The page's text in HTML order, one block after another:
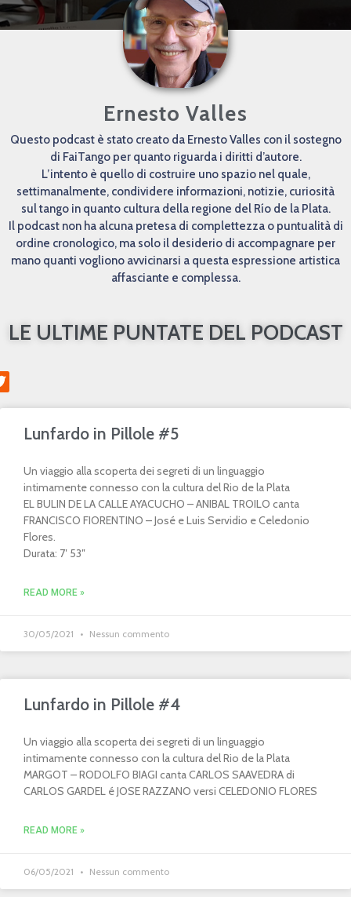
Ernesto Valles
Questo podcast è stato creato da Ernesto Valles con il sostegno
di FaiTango per quanto riguarda i diritti d’autore.
L’intento è quello di costruire uno spazio nel quale,
settimanalmente, condividere informazioni, notizie, curiosità
sul tango in quanto cultura della regione del Río de la Plata.
Il podcast non ha alcuna pretesa di complettezza o puntualità di
ordine cronologico, ma solo il desiderio di accompagnare per
mano quanti vogliono avvicinarsi a questa espressione artistica
affasciante e complessa.
LE ULTIME PUNTATE DEL PODCAST
Lunfardo in Pillole #5
Un viaggio alla scoperta dei segreti di un linguaggio
intimamente connesso con la cultura del Rio de la Plata
EL BULIN DE LA CALLE AYACUCHO – ANIBAL TROILO canta
FRANCISCO FIORENTINO – José e Luis Servidio e Celedonio
Flores.
Durata: 7′ 53″
READ MORE »
30/05/2021 Nessun commento
Lunfardo in Pillole #4
Un viaggio alla scoperta dei segreti di un linguaggio
intimamente connesso con la cultura del Rio de la Plata
MARGOT – RODOLFO BIAGI canta CARLOS SAAVEDRA di
CARLOS GARDEL é JOSE RAZZANO versi CELEDONIO FLORES
READ MORE »
06/05/2021 Nessun commento